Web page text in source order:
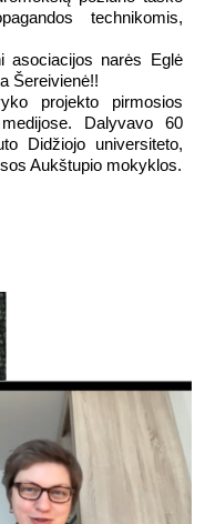
technikomis,
asociacijos narės Eglė
Šereivienė!!
projekto pirmosios
Dalyvavo 60
Didžiojo universiteto,
Aukštupio mokyklos.